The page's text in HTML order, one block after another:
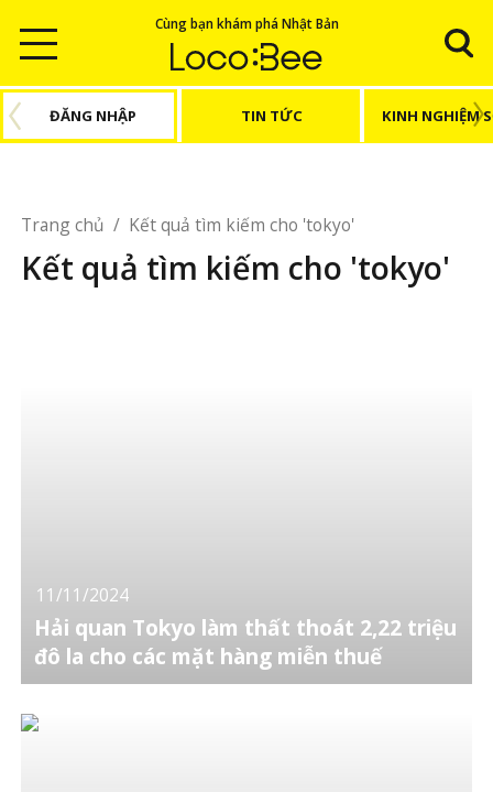
Cùng bạn khám phá Nhật Bản
ĐĂNG NHẬP TIN TỨC KINH NGHIỆM
Trang chủ / Kết quả tìm kiếm cho 'tokyo'
Kết quả tìm kiếm cho 'tokyo'
11/11/2024
Hải quan Tokyo làm thất thoát 2,22 triệu
đô la cho các mặt hàng miễn thuế